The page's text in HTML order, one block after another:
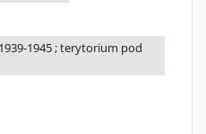
1945 ; terytorium pod